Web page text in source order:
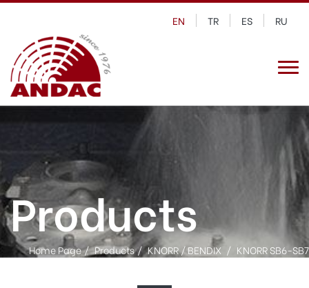
EN TR ES RU
Products
Home Page Products KNORR / BENDIX KNORR SB6-SB7